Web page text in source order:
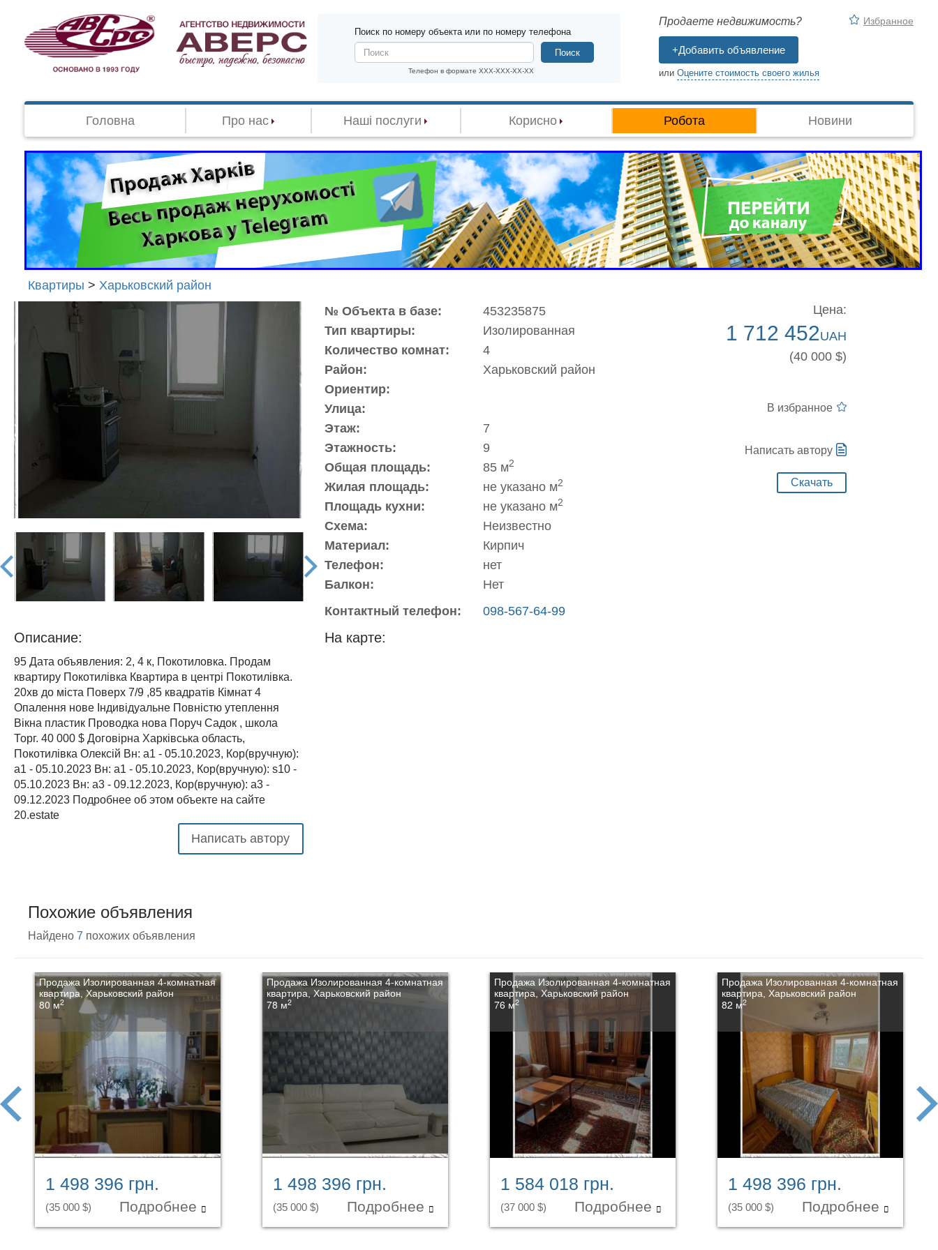
Поиск по номеру объекта или по номеру телефона
Телефон в формате XXX-XXX-XX-XX
Поиск
Продаете недвижимость?
+Добавить объявление
или Оцените стоимость своего жилья
Избранное
Головна Про нас Наші послуги Корисно Робота Новини
Квартиры > Харьковский район
Агенство
недвижимости
"Аверс"
prev
next
№ Объекта в базе:
453235875
Тип квартиры:
Изолированная
Количество комнат:
4
Район:
Харьковский район
Ориентир:
Улица:
Этаж:
7
Этажность:
9
Общая площадь:
85 м2
Жилая площадь: не указано м2
Площадь кухни: не указано м2
Схема:
Неизвестно
Материал:
Кирпич
Телефон:
нет
Балкон:
Нет
Контактный телефон:
098-567-64-99
Цена:
1 712 452UAH
(40 000 $)
В избранное
Написать автору
Скачать
Описание:
95 Дата объявления: 2, 4 к, Покотиловка. Продам
квартиру Покотилівка Квартира в центрі Покотилівка.
20хв до міста Поверх 7/9 ,85 квадратів Кімнат 4
Опалення нове Індивідуальне Повністю утеплення
Вікна пластик Проводка нова Поруч Садок , школа
Торг. 40 000 $ Договірна Харківська область,
Покотилівка Олексій Вн: a1 - 05.10.2023, Кор(вручную):
a1 - 05.10.2023 Вн: a1 - 05.10.2023, Кор(вручную): s10 -
05.10.2023 Вн: a3 - 09.12.2023, Кор(вручную): a3 -
09.12.2023 Подробнее об этом объекте на сайте
20.estate
Написать автору
На карте:
Похожие объявления
Найдено 7 похожих объявления
Продажа Изолированная 4-комнатная
квартира, Харьковский район
80 м2
1 498 396 грн.
(35 000 $) Подробнее
Продажа Изолированная 4-комнатная
квартира, Харьковский район
78 м2
1 498 396 грн.
(35 000 $) Подробнее
Продажа Изолированная 4-комнатная
квартира, Харьковский район
76 м2
1 584 018 грн.
(37 000 $) Подробнее
Продажа Изолированная 4-комнатная
квартира, Харьковский район
82 м2
1 498 396 грн.
(35 000 $) Подробнее
prev
next